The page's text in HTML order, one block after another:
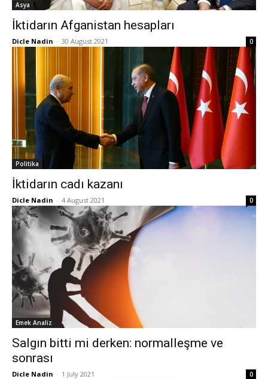
Asya
İktidarın Afganistan hesapları
Dicle Nadin - 30 August 2021 0
Politika
İktidarın cadı kazanı
Dicle Nadin - 4 August 2021 0
Emek Analiz
Salgın bitti mi derken: normalleşme ve
sonrası
Dicle Nadin - 1 July 2021 0